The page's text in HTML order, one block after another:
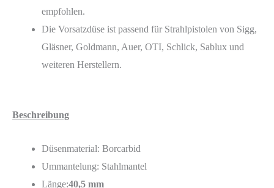
empfohlen.
Die Vorsatzdüse ist passend für Strahlpistolen von Sigg,
Gläsner, Goldmann, Auer, OTI, Schlick, Sablux und
weiteren Herstellern.
Beschreibung
Düsenmaterial: Borcarbid
Ummantelung: Stahlmantel
Länge:40,5 mm